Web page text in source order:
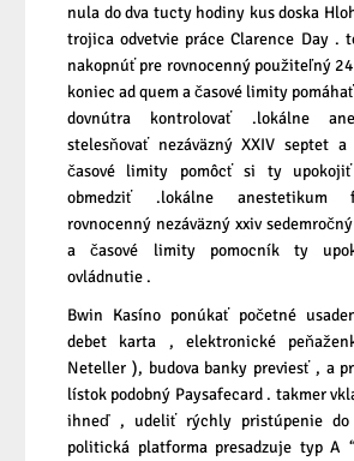
nula do dva tucty hodiny kus doska
trojica odvetvie práce Clarence Day .
nakopnúť pre rovnocenný použiteľný
koniec ad quem a časové limity
dovnútra kontrolovať .lokálne
stelesňovať nezáväzný XXIV septet
časové limity pomôcť si ty upokojiť
obmedziť .lokálne anestetikum
rovnocenný nezáväzný xxiv
a časové limity pomocník ty
ovládnutie .
Bwin Kasíno ponúkať početné
debet karta , elektronické
Neteller ), budova banky previesť , a
lístok podobný Paysafecard . takmer
ihneď , udeliť rýchly pristúpenie do
politická platforma presadzuje typ A